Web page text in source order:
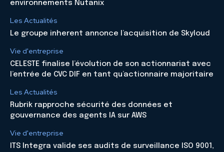
environnements Nutanix
Les Actualités
Le groupe inherent annonce l’acquisition de Skyloud
Vie d'entreprise
CELESTE finalise l’évolution de son actionnariat avec
l’entrée de CVC DIF en tant qu’actionnaire majoritaire
Les Actualités
Rubrik rapproche sécurité des données et
gouvernance des agents IA sur AWS
Vie d'entreprise
ITS Integra valide ses audits de surveillance ISO 9001,